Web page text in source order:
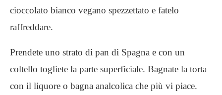
cioccolato bianco vegano spezzettato e fatelo
raffreddare.
Prendete uno strato di pan di Spagna e con un
coltello togliete la parte superficiale. Bagnate la torta
con il liquore o bagna analcolica che più vi piace.